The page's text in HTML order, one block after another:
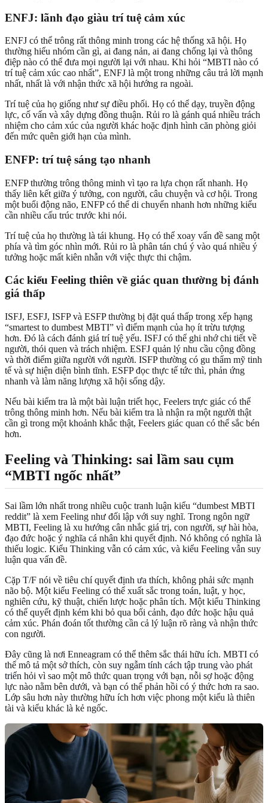
ENFJ: lãnh đạo giàu trí tuệ cảm xúc
ENFJ có thể trông rất thông minh trong các hệ thống xã hội. Họ
thường hiểu nhóm cần gì, ai đang nản, ai đang chống lại và thông
điệp nào có thể đưa mọi người lại với nhau. Khi hỏi “MBTI nào có
trí tuệ cảm xúc cao nhất”, ENFJ là một trong những câu trả lời mạnh
nhất, nhất là với nhận thức xã hội hướng ra ngoài.
Trí tuệ của họ giống như sự điều phối. Họ có thể dạy, truyền động
lực, cố vấn và xây dựng đồng thuận. Rủi ro là gánh quá nhiều trách
nhiệm cho cảm xúc của người khác hoặc định hình căn phòng giỏi
đến mức quên giới hạn của mình.
ENFP: trí tuệ sáng tạo nhanh
ENFP thường trông thông minh vì tạo ra lựa chọn rất nhanh. Họ
thấy liên kết giữa ý tưởng, con người, câu chuyện và cơ hội. Trong
một buổi động não, ENFP có thể di chuyển nhanh hơn những kiểu
cần nhiều cấu trúc trước khi nói.
Trí tuệ của họ thường là tái khung. Họ có thể xoay vấn đề sang một
phía và tìm góc nhìn mới. Rủi ro là phân tán chú ý vào quá nhiều ý
tưởng hoặc mất kiên nhẫn với việc thực thi chậm.
Các kiểu Feeling thiên về giác quan thường bị đánh
giá thấp
ISFJ, ESFJ, ISFP và ESFP thường bị đặt quá thấp trong xếp hạng
“smartest to dumbest MBTI” vì điểm mạnh của họ ít trừu tượng
hơn. Đó là cách đánh giá trí tuệ yếu. ISFJ có thể ghi nhớ chi tiết về
người, thói quen và trách nhiệm. ESFJ quản lý nhu cầu cộng đồng
và thời điểm giữa người với người. ISFP thường có gu thẩm mỹ tinh
tế và sự hiện diện bình tĩnh. ESFP đọc thực tế tức thì, phản ứng
nhanh và làm năng lượng xã hội sống dậy.
Nếu bài kiểm tra là một bài luận triết học, Feelers trực giác có thể
trông thông minh hơn. Nếu bài kiểm tra là nhận ra một người thật
cần gì trong một khoảnh khắc thật, Feelers giác quan có thể sắc bén
hơn.
Feeling và Thinking: sai lầm sau cụm
“MBTI ngốc nhất”
Sai lầm lớn nhất trong nhiều cuộc tranh luận kiểu “dumbest MBTI
reddit” là xem Feeling như đối lập với suy nghĩ. Trong ngôn ngữ
MBTI, Feeling là xu hướng cân nhắc giá trị, con người, sự hài hòa,
đạo đức hoặc ý nghĩa cá nhân khi quyết định. Nó không có nghĩa là
thiếu logic. Kiểu Thinking vẫn có cảm xúc, và kiểu Feeling vẫn suy
luận qua vấn đề.
Cặp T/F nói về tiêu chí quyết định ưa thích, không phải sức mạnh
não bộ. Một kiểu Feeling có thể xuất sắc trong toán, luật, y học,
nghiên cứu, kỹ thuật, chiến lược hoặc phân tích. Một kiểu Thinking
có thể quyết định kém khi bỏ qua bối cảnh, đạo đức hoặc hậu quả
cảm xúc. Phán đoán tốt thường cần cả lý luận rõ ràng và nhận thức
con người.
Đây cũng là nơi Enneagram có thể thêm sắc thái hữu ích. MBTI có
thể mô tả một sở thích, còn suy ngẫm tính cách tập trung vào phát
triển hỏi vì sao một mô thức quan trọng với bạn, nỗi sợ hoặc động
lực nào nằm bên dưới, và bạn có thể phản hồi có ý thức hơn ra sao.
Lớp sâu hơn này thường hữu ích hơn việc phong một kiểu là thiên
tài và kiểu khác là kẻ ngốc.